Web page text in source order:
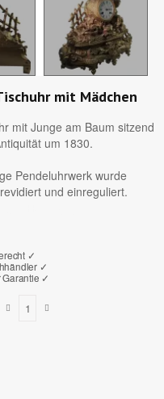
mit Mädchen
mit Junge am Baum sitzend
um 1830.
Pendeluhrwerk wurde
und einreguliert.
✓
✓
✓